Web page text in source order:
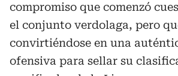
compromiso que comenzó
el conjunto verdolaga, pero
convirtiéndose en una
ofensiva para sellar su